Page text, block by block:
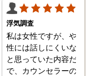
浮気調査
私は女性ですが、やはり
性には話しにくいな。。
と思っていた内容だった
で、カウンセラーの方が